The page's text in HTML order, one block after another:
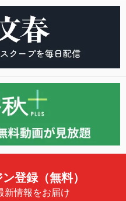
登録（無料）
新情報をお届け